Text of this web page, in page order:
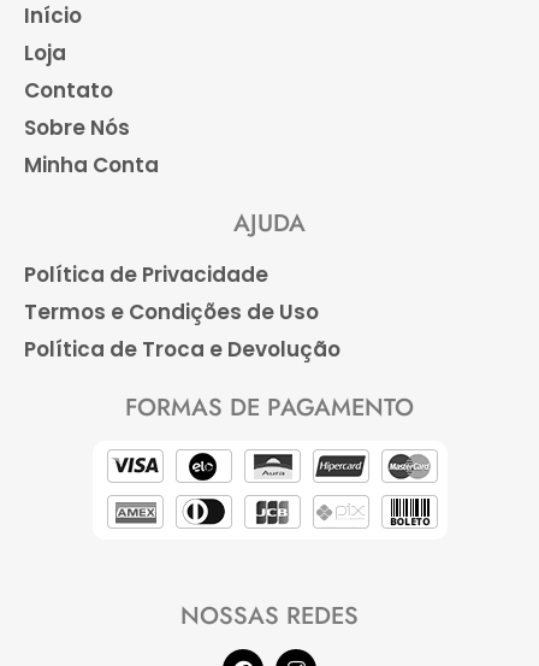
Início
Loja
Contato
Sobre Nós
Minha Conta
AJUDA
Política de Privacidade
Termos e Condições de Uso
Política de Troca e Devolução
FORMAS DE PAGAMENTO
NOSSAS REDES
F I